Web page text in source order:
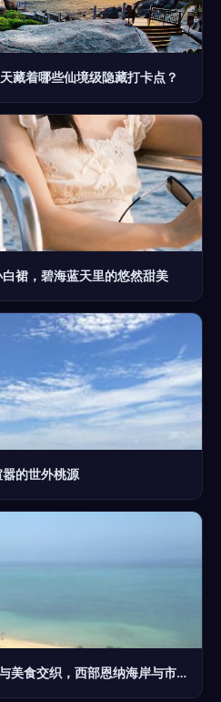
藏着哪些仙境级隐藏打卡点？
裙，碧海蓝天里的悠然甜美
的世外桃源
9月国航直飞冲绳 碧海蓝天与美食交织，西部恩纳海岸与市区亲子行全攻略